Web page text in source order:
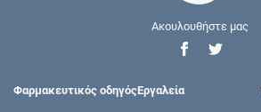
Ακουλουθήστε μας
Φαρμακευτικός οδηγόςΕργαλεία